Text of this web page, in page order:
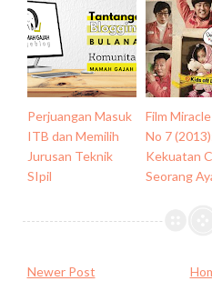
Perjuangan Masuk
ITB dan Memilih
Jurusan Teknik
SIpil
Film
No 7
Kekuatan
Seorang
Newer Post